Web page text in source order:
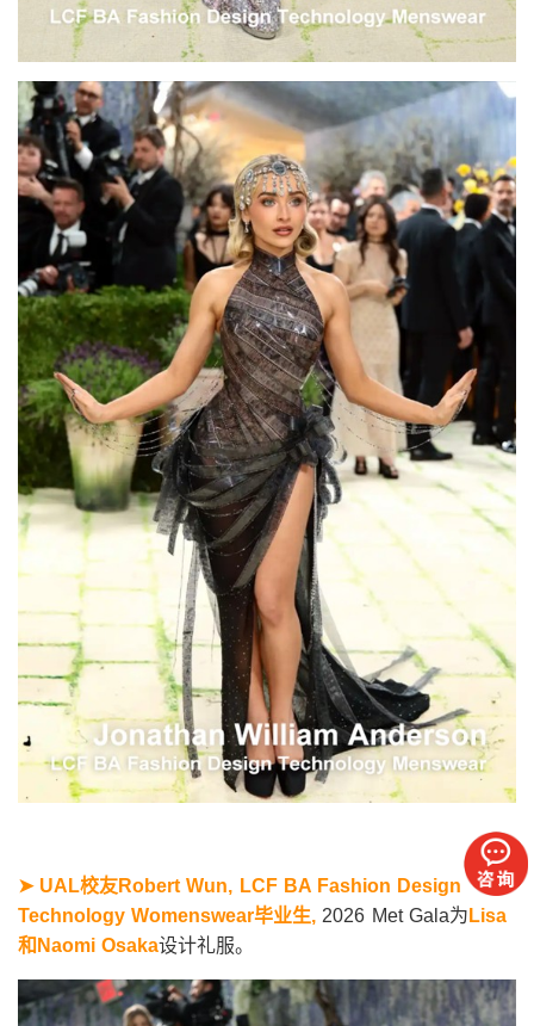
➤ UAL校友Robert Wun, LCF BA Fashion Design
Technology Womenswear毕业生, 2026 Met Gala为 Lisa
和Naomi Osaka设计礼服。